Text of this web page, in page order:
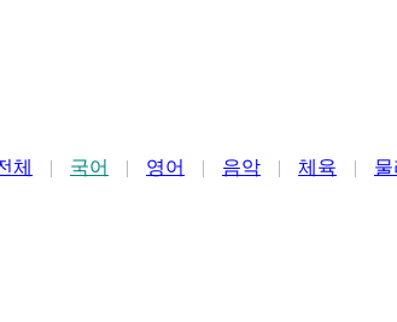
체 | 국어 | 영어 | 음악 | 체육 | 물